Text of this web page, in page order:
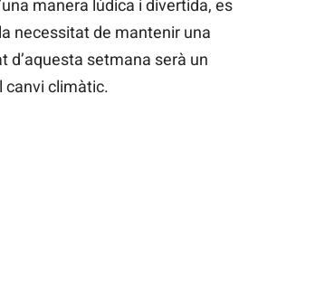
manera lúdica i divertida, es
necessitat de mantenir una
d’aquesta setmana serà un
canvi climàtic.